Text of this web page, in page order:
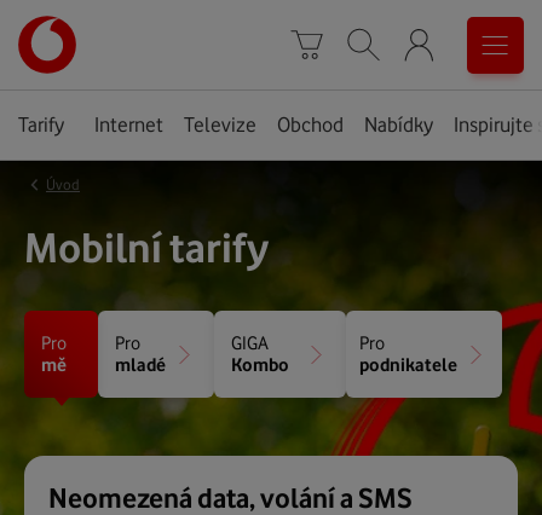
stránka
Košík Vyhledávání Menu
Tarify Internet Televize Obchod Nabídky Inspirujte
‹ Úvod
Mobilní tarify
Pro
mě
Pro
mladé
GIGA
Kombo
Pro
podnikatele
Neomezená data, volání a SMS